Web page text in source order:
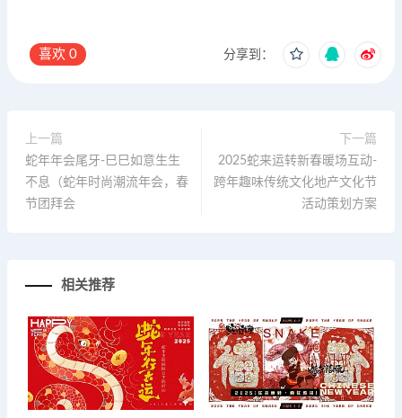
喜欢 0 分享到：
上一篇
蛇年年会尾牙-巳巳如意生生
不息（蛇年时尚潮流年会，春
节团拜会
下一篇
2025蛇来运转新春暖场互动-
跨年趣味传统文化地产文化节
活动策划方案
相关推荐